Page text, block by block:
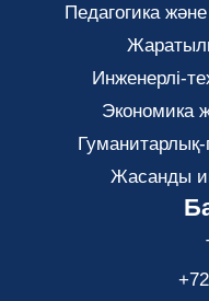
Педагогика
Инженерлі-
Экономика
Гуманитарлық-
Жасанды